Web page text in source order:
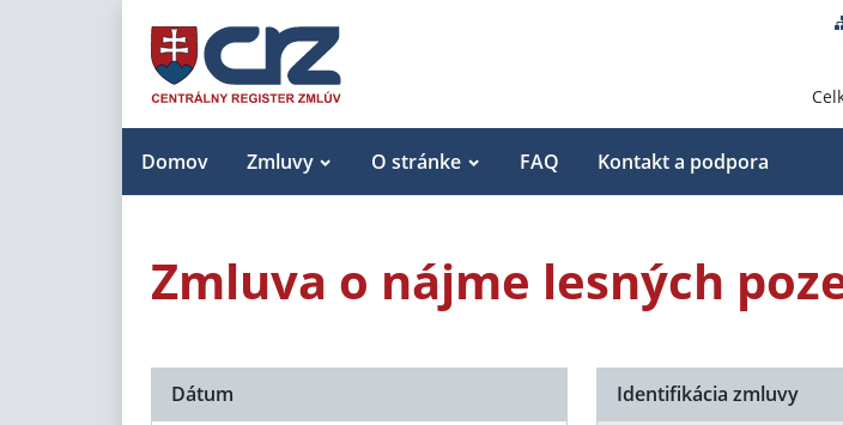
Domov Zmluvy O stránke FAQ Kontakt a podpora
Zmluva o nájme lesných
Identifikácia zmluvy
Dátum